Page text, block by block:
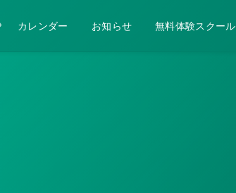
カレンダー お知らせ 無料体験スクール